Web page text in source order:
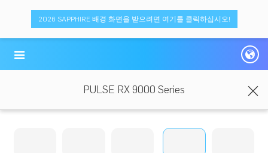
2026 SAPPHIRE 배경 화면을 받으려면 여기를 클릭하십시오!
PULSE RX 9000 Series